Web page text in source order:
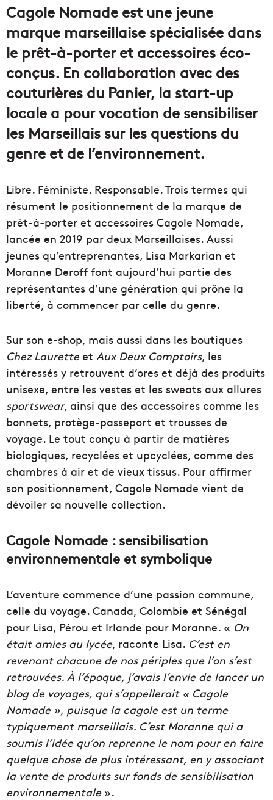
Cagole Nomade est une jeune
marque marseillaise spécialisée dans
le prêt-à-porter et accessoires éco-
conçus. En collaboration avec des
couturières du Panier, la start-up
locale a pour vocation de sensibiliser
les Marseillais sur les questions du
genre et de l’environnement.
Libre. Féministe. Responsable. Trois termes qui
résument le positionnement de la marque de
prêt-à-porter et accessoires Cagole Nomade,
lancée en 2019 par deux Marseillaises. Aussi
jeunes qu’entreprenantes, Lisa Markarian et
Moranne Deroff font aujourd’hui partie des
représentantes d’une génération qui prône la
liberté, à commencer par celle du genre.
Sur son e-shop, mais aussi dans les boutiques
Chez Lauretteet Aux Deux Comptoirs, les
intéressés y retrouvent d’ores et déjà des produits
unisexe, entre les vestes et les sweats aux allures
sportswear, ainsi que des accessoires comme les
bonnets, protège-passeport et trousses de
voyage. Le tout conçu à partir de matières
biologiques, recyclées et upcyclées, comme des
chambres à air et de vieux tissus. Pour affirmer
son positionnement, Cagole Nomade vient de
dévoiler sa nouvelle collection.
Cagole Nomade : sensibilisation
environnementale et symbolique
L’aventure commence d’une passion commune,
celle du voyage. Canada, Colombie et Sénégal
pour Lisa, Pérou et Irlande pour Moranne. « On
était amies au lycée, raconte Lisa. C’est en
revenant chacune de nos périples que l’on s’est
retrouvées. À l’époque, j’avais l’envie de lancer un
blog de voyages, qui s’appellerait « Cagole
Nomade », puisque la cagole est un terme
typiquement marseillais. C’est Moranne qui a
soumis l’idée qu’on reprenne le nom pour en faire
quelque chose de plus intéressant, en y associant
la vente de produits sur fonds de sensibilisation
environnementale ».